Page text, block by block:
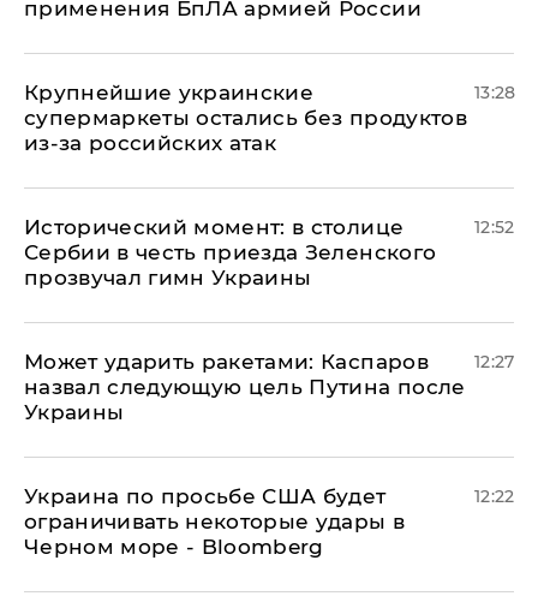
применения БпЛА армией России
Крупнейшие украинские
супермаркеты остались без продуктов
из-за российских атак
13:28
Исторический момент: в столице
Сербии в честь приезда Зеленского
прозвучал гимн Украины
12:52
Может ударить ракетами: Каспаров
назвал следующую цель Путина после
Украины
12:27
Украина по просьбе США будет
ограничивать некоторые удары в
Черном море - Bloomberg
12:22